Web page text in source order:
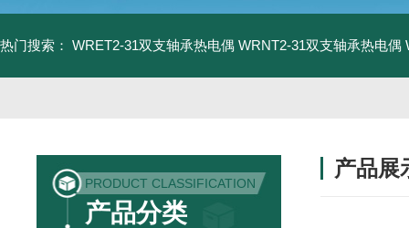
热门搜索： WRET2-31双支轴承热电偶 WRNT2-31双支轴承热电偶
PRODUCT CLASSIFICATION
产品分类
产品展